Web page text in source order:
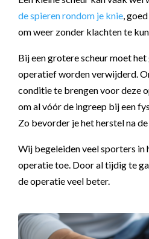
de spieren rondom je knie,
om weer zonder klachten te
Bij een grotere scheur moet
operatief worden verwijderd.
conditie te brengen voor deze
om al vóór de ingreep bij een
Zo bevorder je het herstel na
Wij begeleiden veel sporters in
operatie toe. Door al tijdig te
de operatie veel beter.